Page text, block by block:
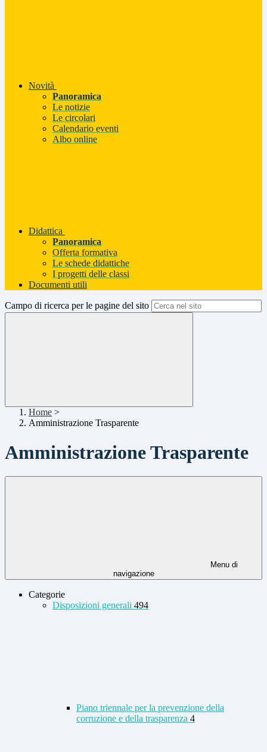
Novità
Panoramica
Le notizie
Le circolari
Calendario eventi
Albo online
Didattica
Panoramica
Offerta formativa
Le schede didattiche
I progetti delle classi
Documenti utili
Campo di ricerca per le pagine del sito
Home >
Amministrazione Trasparente
Amministrazione Trasparente
Menu di
navigazione
Categorie
Disposizioni generali 494
Piano triennale per la prevenzione della
corruzione e della trasparenza 4